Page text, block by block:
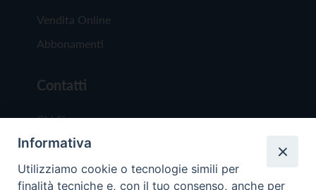
Vendita Online
Abbonamenti
Contatti
Chi Siamo
Redazione
Scrivici
Informativa
Utilizziamo cookie o tecnologie simili per
finalità tecniche e, con il tuo consenso, anche per